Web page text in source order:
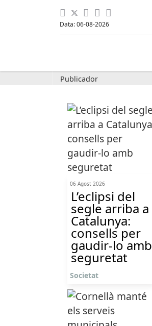
Data: 06-08-2026
Publicador
06 Agost 2026
L’eclipsi del
segle arriba a
Catalunya:
consells per
gaudir-lo amb
seguretat
Societat